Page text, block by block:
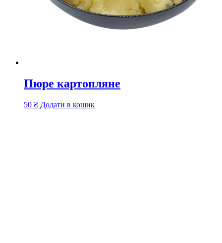
Пюре картопляне
50 ₴ Додати в кошик